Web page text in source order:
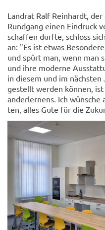
Land­rat Ralf Rein­hardt,
Rund­gang einen Ein­druck
schaf­fen durf­te, schloss
an: "Es ist etwas
und spürt man, wenn man
und ihre mo­der­ne
in die­sem und im
ge­stellt wer­den kön­nen,
an­der­ler­nens. Ich
ten, alles Gute für die